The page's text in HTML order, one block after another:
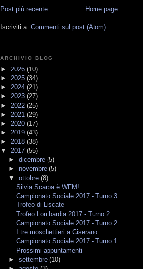
Post più recente
Home page
Iscriviti a: Commenti sul post (Atom)
ARCHIVIO BLOG
► 2026 (10)
► 2025 (34)
► 2024 (21)
► 2023 (27)
► 2022 (25)
► 2021 (29)
► 2020 (17)
► 2019 (43)
► 2018 (38)
▼ 2017 (55)
► dicembre (5)
► novembre (5)
▼ ottobre (8)
Silvia Scarpa è WFM!
Campionato Sociale 2017 - Turno 3
Trofeo di Liscate
Trofeo Lombardia 2017 - Turno 2
Campionato Sociale 2017 - Turno 2
I tre moschettieri a Ciserano
Campionato Sociale 2017 - Turno 1
Prossimi appuntamenti
► settembre (10)